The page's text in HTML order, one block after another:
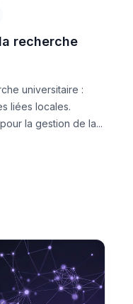
recherche
universitaire :
liées locales.
la gestion de la...